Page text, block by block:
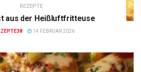
REZEPTE
aus der Heißluftfritteuse
14 FEBRUAR 2026